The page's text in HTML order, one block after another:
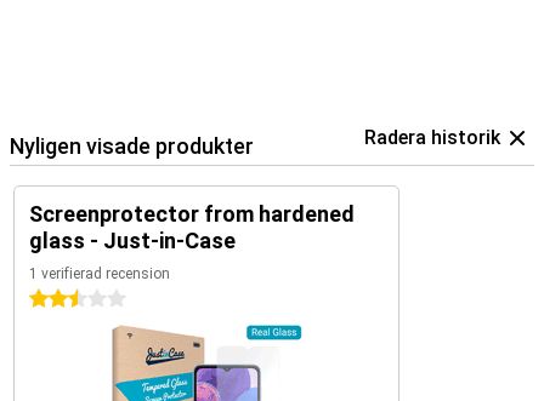
Nyligen visade produkter Radera historik
Screenprotector from hardened
glass - Just-in-Case
1 verifierad recension
2.5 stjärnor